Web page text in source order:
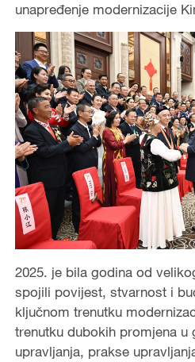
unapređenje modernizacije
2025. je bila godina od
spojili povijest, stvarnost i
ključnom trenutku
trenutku dubokih promjena u
upravljanja, prakse